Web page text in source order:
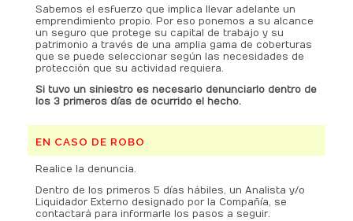
Sabemos el esfuerzo que implica llevar adelante un
emprendimiento propio. Por eso ponemos a su alcance
un seguro que protege su capital de trabajo y su
patrimonio a través de una amplia gama de coberturas
que se puede seleccionar según las necesidades de
protección que su actividad requiera.
Si tuvo un siniestro es necesario denunciarlo dentro de
los 3 primeros días de ocurrido el hecho.
EN CASO DE ROBO
Realice la denuncia.
Dentro de los primeros 5 días hábiles, un Analista y/o
Liquidador Externo designado por la Compañía, se
contactará para informarle los pasos a seguir.